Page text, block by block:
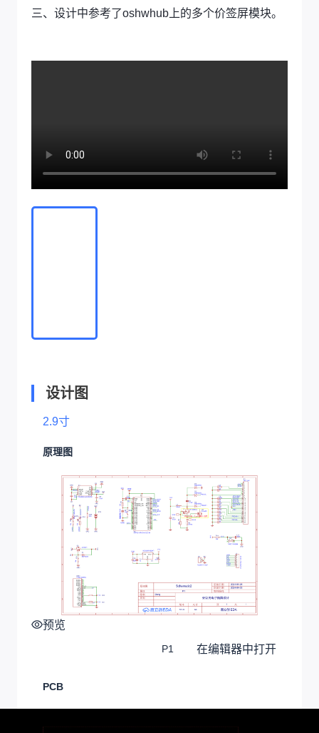
三、设计中参考了oshwhub上的多个价签屏模块。
设计图
2.9寸
原理图
预览
P1 在编辑器中打开
PCB